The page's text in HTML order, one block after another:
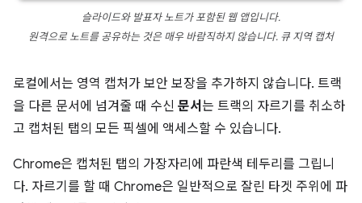
슬라이드와 발표자 노트가 포함된 웹 앱입니다.
원격으로 노트를 공유하는 것은 매우 바람직하지 않습니다. 큐 지역 캡처
로컬에서는 영역 캡처가 보안 보장을 추가하지 않습니다. 트랙
을 다른 문서에 넘겨줄 때 수신 문서 는 트랙의 자르기를 취소하
고 캡처된 탭의 모든 픽셀에 액세스할 수 있습니다.
Chrome은 캡처된 탭의 가장자리에 파란색 테두리를 그립니
다. 자르기를 할 때 Chrome은 일반적으로 잘린 타겟 주위에 파